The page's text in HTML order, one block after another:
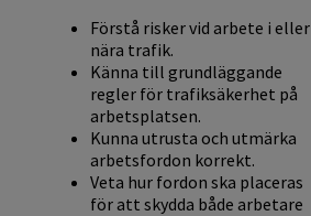
Förstå risker vid arbete i eller
nära trafik.
Känna till grundläggande
regler för trafiksäkerhet på
arbetsplatsen.
Kunna utrusta och utmärka
arbetsfordon korrekt.
Veta hur fordon ska placeras
för att skydda både arbetare